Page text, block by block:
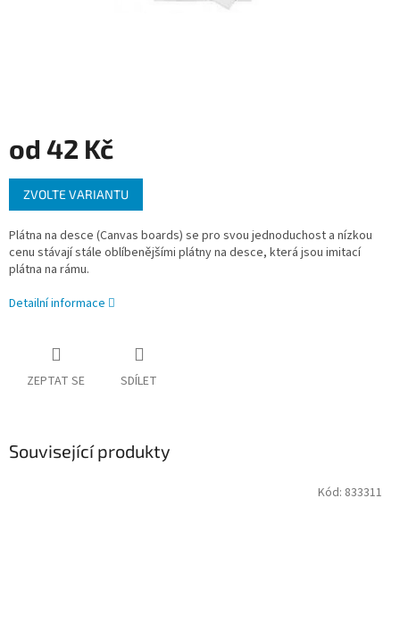
od 42 Kč
Měrná
cena:
ZVOLTE VARIANTU
Plátna na desce (Canvas boards) se pro svou jednoduchost a nízkou
cenu stávají stále oblíbenějšími plátny na desce, která jsou imitací
plátna na rámu.
Detailní informace
ZEPTAT SE SDÍLET
Související produkty
Kód: 833311